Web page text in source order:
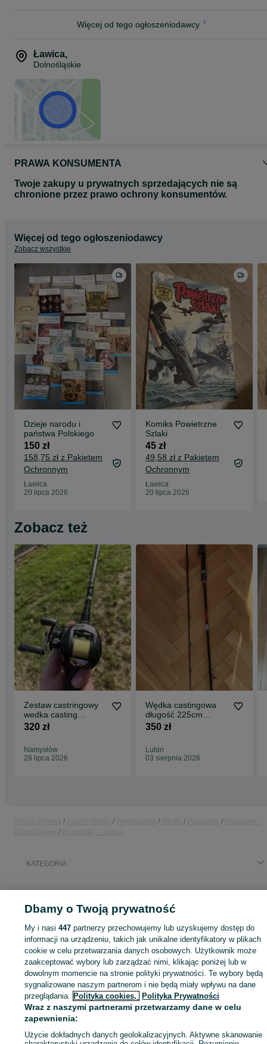
Więcej od tego ogłoszeniodawcy
Ławica,
Dolnośląskie
PRAWA KONSUMENTA
Twoje zakupy u prywatnych sprzedających nie są
chronione przez prawo ochrony konsumentów.
Więcej od tego ogłoszeniodawcy
Zobacz wszystkie
Dzieje narodu i
państwa Polskiego
150 zł
158,75 zł z Pakietem
Ochronnym
Ławica
20 lipca 2026
Komiks Powietrzne
Szlaki
45 zł
49,58 zł z Pakietem
Ochronnym
Ławica
20 lipca 2026
Zobacz też
Zestaw castringowy
wedka casting
multiplikator abu
320 zł
Namysłów
28 lipca 2026
Wędka castingowa
długość 225cm
RYOBI aplaus
350 zł
Lubin
03 sierpnia 2026
KATEGORIA
Zaloguj się lub załóż konto na OLX, aby skontaktować się z
sprzedającym
Zaloguj się / Załóż konto
Zadzwoń / SMS Wyślij wiadomość
Dbamy o Twoją prywatność
My i nasi447 partnerzy przechowujemy lub uzyskujemy dostęp do
informacji na urządzeniu, takich jak unikalne identyfikatory w plikach
cookie w celu przetwarzania danych osobowych. Użytkownik może
zaakceptować wybory lub zarządzać nimi, klikając poniżej lub w
dowolnym momencie na stronie polityki prywatności. Te wybory będą
sygnalizowane naszym partnerom i nie będą miały wpływu na dane
przeglądania. Polityka cookies, Polityka Prywatności
Wraz z naszymi partnerami przetwarzamy dane w celu
zapewnienia:
Użycie dokładnych danych geolokalizacyjnych. Aktywne skanowanie